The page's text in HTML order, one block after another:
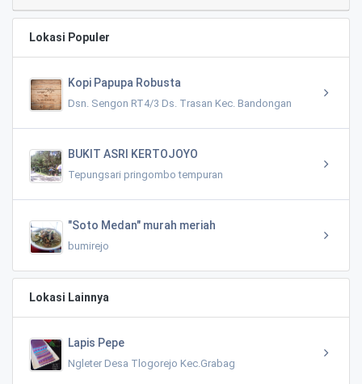
Lokasi Populer
Kopi Papupa Robusta
Dsn. Sengon RT4/3 Ds. Trasan Kec. Bandongan
BUKIT ASRI KERTOJOYO
Tepungsari pringombo tempuran
"Soto Medan" murah meriah
bumirejo
Lokasi Lainnya
Lapis Pepe
Ngleter Desa Tlogorejo Kec.Grabag